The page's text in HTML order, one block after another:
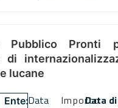
Pubblico Pronti
di
lucane
Ente:Data
ImportoData di